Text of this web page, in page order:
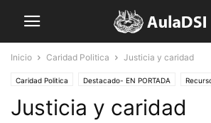
Inicio Caridad Politica Justicia y caridad
Caridad Politica Destacado- EN PORTADA
Justicia y caridad